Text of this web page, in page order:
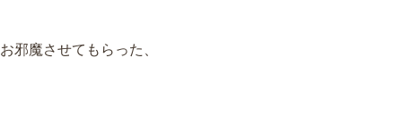
邪魔させてもらった、